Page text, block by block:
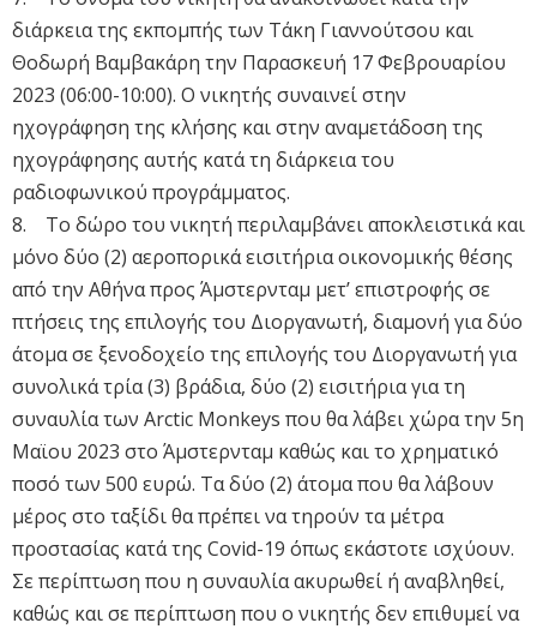
διάρκεια της εκπομπής των Τάκη Γιαννούτσου και
Θοδωρή Βαμβακάρη την Παρασκευή 17 Φεβρουαρίου
2023 (06:00-10:00). Ο νικητής συναινεί στην
ηχογράφηση της κλήσης και στην αναμετάδοση της
ηχογράφησης αυτής κατά τη διάρκεια του
ραδιοφωνικού προγράμματος.
8. Το δώρο του νικητή περιλαμβάνει αποκλειστικά και
μόνο δύο (2) αεροπορικά εισιτήρια οικονομικής θέσης
από την Αθήνα προς Άμστερνταμ μετ’ επιστροφής σε
πτήσεις της επιλογής του Διοργανωτή, διαμονή για δύο
άτομα σε ξενοδοχείο της επιλογής του Διοργανωτή για
συνολικά τρία (3) βράδια, δύο (2) εισιτήρια για τη
συναυλία των Arctic Monkeys που θα λάβει χώρα την 5η
Μαϊου 2023 στο Άμστερνταμ καθώς και το χρηματικό
ποσό των 500 ευρώ. Τα δύο (2) άτομα που θα λάβουν
μέρος στο ταξίδι θα πρέπει να τηρούν τα μέτρα
προστασίας κατά της Covid-19 όπως εκάστοτε ισχύουν.
Σε περίπτωση που η συναυλία ακυρωθεί ή αναβληθεί,
καθώς και σε περίπτωση που ο νικητής δεν επιθυμεί να